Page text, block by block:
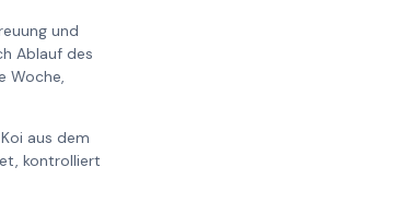
und
Ablauf des
Woche,
aus dem
kontrolliert